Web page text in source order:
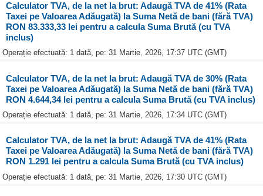
Calculator TVA, de la net la brut: Adaugă TVA de 41% (Rata
Taxei pe Valoarea Adăugată) la Suma Netă de bani (fără TVA)
RON 83.333,33 lei pentru a calcula Suma Brută (cu TVA
inclus)
Operație efectuată: 1 dată, pe: 31 Martie, 2026, 17:37 UTC (GMT)
Calculator TVA, de la net la brut: Adaugă TVA de 30% (Rata
Taxei pe Valoarea Adăugată) la Suma Netă de bani (fără TVA)
RON 4.644,34 lei pentru a calcula Suma Brută (cu TVA inclus)
Operație efectuată: 1 dată, pe: 31 Martie, 2026, 17:34 UTC (GMT)
Calculator TVA, de la net la brut: Adaugă TVA de 41% (Rata
Taxei pe Valoarea Adăugată) la Suma Netă de bani (fără TVA)
RON 1.291 lei pentru a calcula Suma Brută (cu TVA inclus)
Operație efectuată: 1 dată, pe: 31 Martie, 2026, 17:30 UTC (GMT)